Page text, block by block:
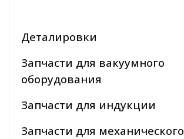
Деталировки
Запчасти для вакуумного
оборудования
Запчасти для индукции
Запчасти для механического